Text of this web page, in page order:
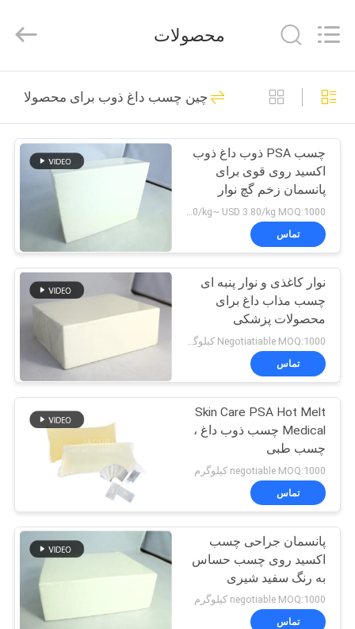
خانه
محصولات
درباره
تور
کارخانه
کنترل
کیفیت
تماس
بگیرید
اخبار
پرونده
Adhesive
Products
Rights
چسب داغ ذوب PSA
105
چسب حساس به
فشار ذوب گرم
78
چسب حساس به
فشار PSA
26
36
محصولات
چین چسب داغ ذوب برای محصولات
چسب PSA ذوب داغ ذوب
اکسید روی قوی برای
پانسمان زخم گچ نوار
پزشکی
USD 2.60/kg~ USD 3.80/kg MOQ:1000 کیلو گرم
تماس
نوار کاغذی و نوار پنبه ای
چسب مذاب داغ برای
محصولات پزشکی
Negotiatiable MOQ:1000 کیلوگرم
تماس
Skin Care PSA Hot Melt
Medical چسب ذوب داغ ،
چسب طبی
negotiable MOQ:1000 کیلوگرم
تماس
پانسمان جراحی چسب
اکسید روی چسب حساس
به رنگ سفید شیری
negotiable MOQ:1000 کیلوگرم
تماس